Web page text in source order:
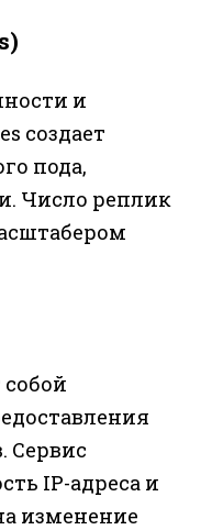
и
создает
пода,
Число реплик
Сервис
IP-адреса и
изменение